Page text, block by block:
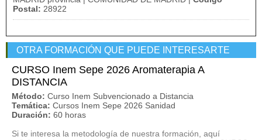
Postal: 28922
OTRA FORMACIÓN QUE PUEDE INTERESARTE
CURSO Inem Sepe 2026 Aromaterapia A
DISTANCIA
Método: Curso Inem Subvencionado a Distancia
Temática: Cursos Inem Sepe 2026 Sanidad
Duración: 60 horas
Si te interesa la metodología de nuestra formación, aquí